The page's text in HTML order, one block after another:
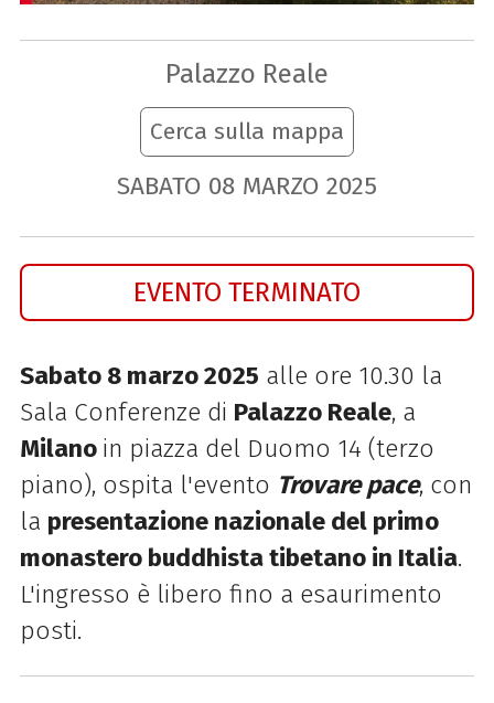
Palazzo Reale
Cerca sulla mappa
SABATO 08 MARZO 2025
EVENTO TERMINATO
Sabato 8 marzo 2025 alle ore 10.30 la
Sala Conferenze di Palazzo Reale, a
Milano in piazza del Duomo 14 (terzo
piano), ospita l'evento Trovare pace, con
la presentazione nazionale del primo
monastero buddhista tibetano in Italia.
L'ingresso è libero fino a esaurimento
posti.